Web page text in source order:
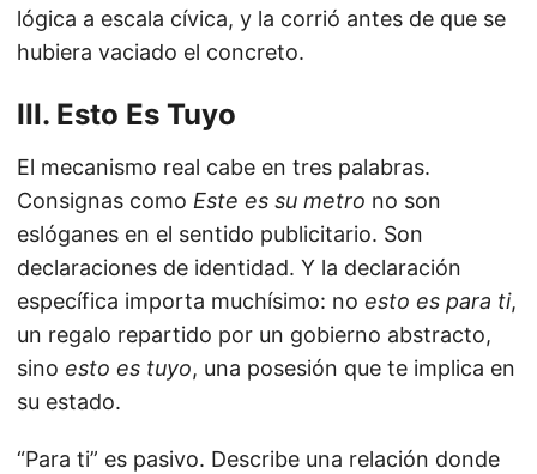
lógica a escala cívica, y la corrió antes de que se
hubiera vaciado el concreto.
III. Esto Es Tuyo
El mecanismo real cabe en tres palabras.
Consignas como Este es su metro no son
eslóganes en el sentido publicitario. Son
declaraciones de identidad. Y la declaración
específica importa muchísimo: no esto es para ti,
un regalo repartido por un gobierno abstracto,
sino esto es tuyo, una posesión que te implica en
su estado.
“Para ti” es pasivo. Describe una relación donde